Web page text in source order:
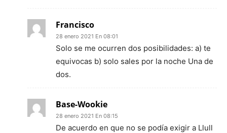
Francisco
28 enero 2021 En 08:01
Solo se me ocurren dos posibilidades: a) te
equivocas b) solo sales por la noche Una de
dos.
Base-Wookie
28 enero 2021 En 08:15
De acuerdo en que no se podía exigir a Llull